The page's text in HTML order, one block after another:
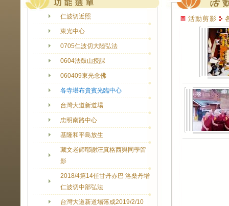
仁波切近照
東光中心
0705仁波切大陸弘法
0604法鼓山授課
060409東光念佛
各寺堪布貴賓光臨中心
台灣大道新道場
忠明南路中心
基隆和平島放生
藏文老師耶謝汪真格西與同學留
影
2018/4第14任甘丹赤巴 洛桑丹增
仁波切中部弘法
台灣大道新道場落成2019/2/10
活動剪影